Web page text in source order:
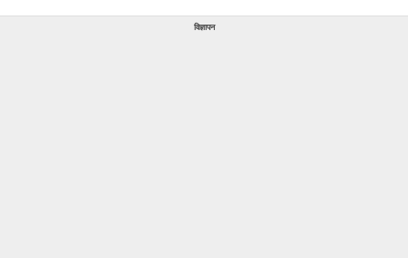
विज्ञापन